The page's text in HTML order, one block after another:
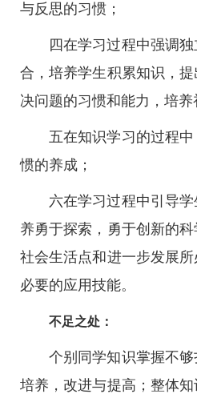
与反思的习惯；
四在学习过程中强调
合，培养学生积累知识，
决问题的习惯和能力，培养
五在知识学习的过程
惯的养成；
六在学习过程中引导
养勇于探索，勇于创新的
社会生活点和进一步发展
必要的应用技能。
不足之处：
个别同学知识掌握不
培养，改进与提高；整体